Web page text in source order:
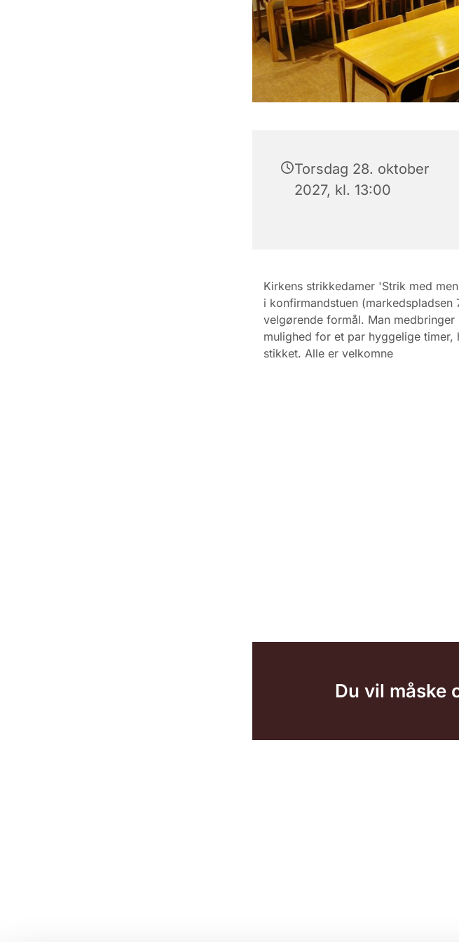
Torsdag 28. oktober
2027, kl. 13:00
Kirkens strikkedamer 'Strik med
i konfirmandstuen
velgørende formål. Man
mulighed for et par hyggelige timer,
stikket. Alle er velkomne
Du vil måske